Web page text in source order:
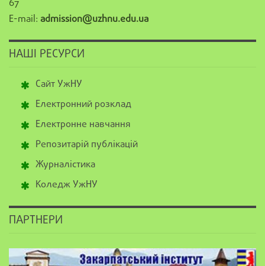
67
E-mail: admission@uzhnu.edu.ua
НАШІ РЕСУРСИ
Сайт УжНУ
Електронний розклад
Електронне навчання
Репозитарій публікацій
Журналістика
Коледж УжНУ
ПАРТНЕРИ